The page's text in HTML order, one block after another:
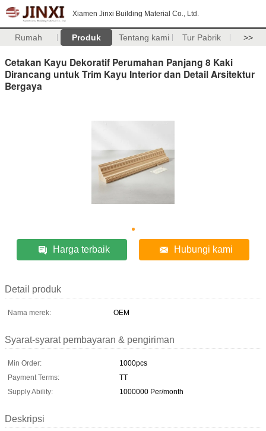
Xiamen Jinxi Building Material Co., Ltd.
Rumah Produk Tentang kami Tur Pabrik >>
Cetakan Kayu Dekoratif Perumahan Panjang 8 Kaki
Dirancang untuk Trim Kayu Interior dan Detail Arsitektur
Bergaya
Harga terbaik Hubungi kami
Detail produk
Nama merek: OEM
Syarat-syarat pembayaran & pengiriman
Min Order:
1000pcs
Payment Terms:
TT
Supply Ability:
1000000 Per/month
Deskripsi